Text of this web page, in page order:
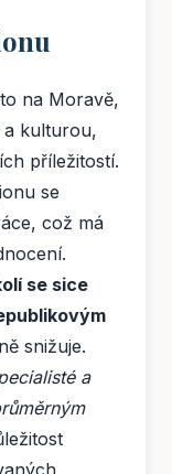
na Moravě,
a kulturou,
příležitostí.
se
což má
se sice
snižuje.
a